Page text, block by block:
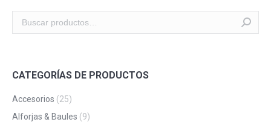
CATEGORÍAS DE PRODUCTOS
Accesorios (25)
Alforjas & Baules (9)